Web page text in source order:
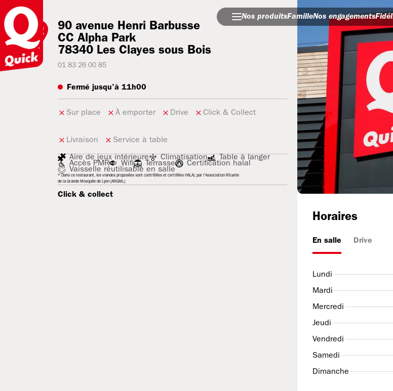
Nos produitsFamilleNos engagements
90 avenue Henri Barbusse
CC Alpha Park
78340 Les Clayes sous Bois
01 83 26 00 85
Fermé jusqu'à 11h00
Sur place À emporter Drive Click & Collect
Livraison Service à table
Aire de jeux intérieure Climatisation Table à langer
Accès PMR Wifi Terrasse Certification halal
Vaisselle réutilisable en salle
* Dans ce restaurant, les viandes proposées sont contrôlées et certifiées HALAL par l'Association Rituelle
de la Grande Mosquée de Lyon (ARGML)
Click & collect
Horaires
En salle Drive
Lundi
Mardi
Mercredi
Jeudi
Vendredi
Samedi
Dimanche